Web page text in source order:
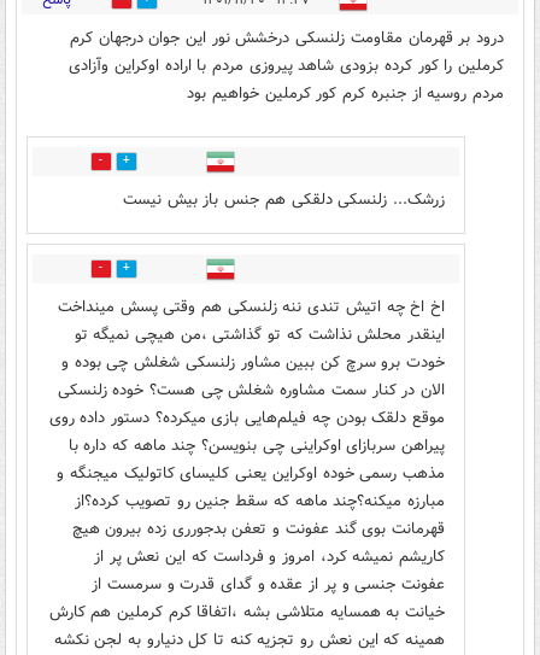
درود بر قهرمان مقاومت زلنسکی درخشش نور این جوان درجهان کرم
کرملین را کور کرده بزودی شاهد پیروزی مردم با اراده اوکراین وآزادی
مردم روسیه از جنبره کرم کور کرملین خواهیم بود
2
زرشک... زلنسکی دلقکی هم جنس باز بیش نیست
2
اخ اخ چه اتیش تندی ننه زلنسکی هم وقتی پسش مینداخت
اینقدر محلش نذاشت که تو گذاشتی ،من هیچی نمیگه تو
خودت برو سرچ کن ببین مشاور زلنسکی شغلش چی بوده و
الان در کنار سمت مشاوره شغلش چی هست؟ خوده زلنسکی
موقع دلقک بودن چه فیلم‌هایی بازی میکرده؟ دستور داده روی
پیراهن سربازای اوکراینی چی بنویسن؟ چند ماهه که داره با
مذهب رسمی خوده اوکراین یعنی کلیسای کاتولیک میجنگه و
مبارزه میکنه؟چند ماهه که سقط جنین رو تصویب کرده؟از
قهرمانت بوی گند عفونت و تعفن بدجورری زده بیرون هیچ
کاریشم نمیشه کرد، امروز و فرداست که این نعش پر از
عفونت جنسی و پر از عقده و گدای قدرت و سرمست از
خیانت به همسایه متلاشی بشه ،اتفاقا کرم کرملین هم کارش
همینه که این نعش رو تجزیه کنه تا کل دنیارو به لجن نکشه